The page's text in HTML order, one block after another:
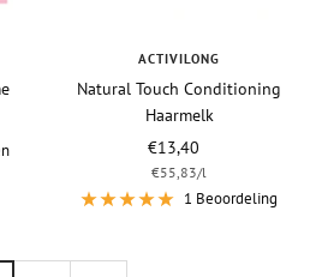
ACTIVILONG
Natural Touch Conditioning
Haarmelk
Vraagprijs
€13,40
€55,83/l
1 Beoordeling